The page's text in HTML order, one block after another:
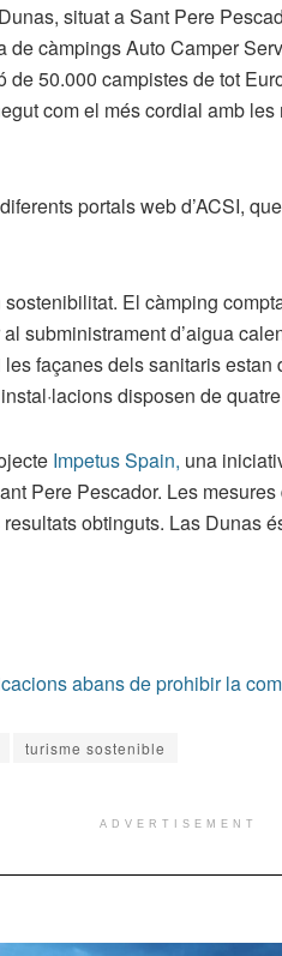
situat a Sant Pere
càmpings Auto Camper
50.000 campistes de tot
com el més cordial amb
portals web d’ACSI,
El càmping
subministrament d’aigua
façanes dels sanitaris
disposen de
Impetus Spain, una
Pere Pescador. Les
obtinguts. Las Dunas
abans de prohibir la
turisme sostenible
ADVERTISEMENT